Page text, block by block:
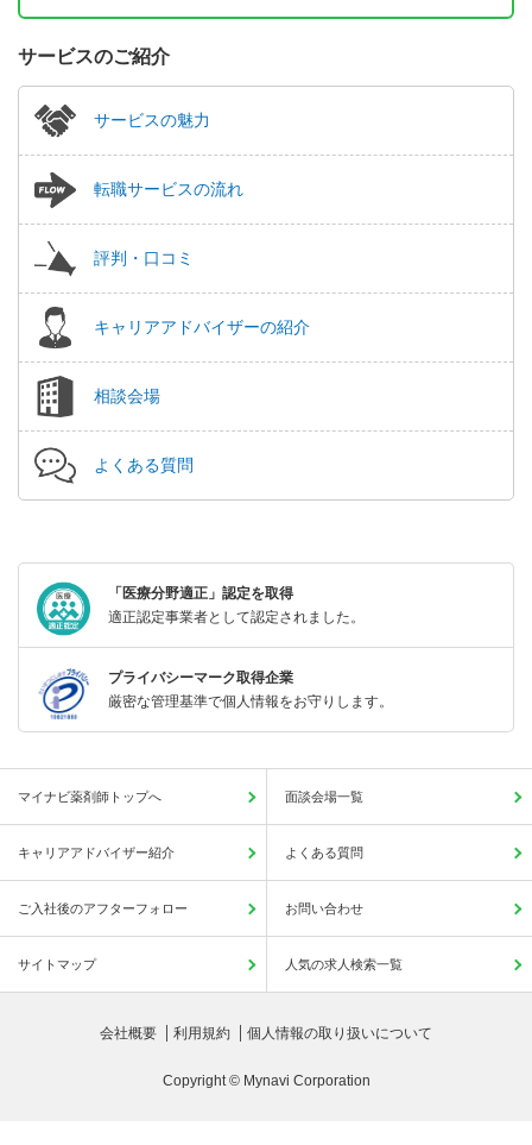
サービスのご紹介
サービスの魅力
転職サービスの流れ
評判・口コミ
キャリアアドバイザーの紹介
相談会場
よくある質問
「医療分野適正」認定を取得
適正認定事業者として認定されました。
プライバシーマーク取得企業
厳密な管理基準で個人情報をお守りします。
マイナビ薬剤師トップへ 面談会場一覧
キャリアアドバイザー紹介 よくある質問
ご入社後のアフターフォロー お問い合わせ
サイトマップ 人気の求人検索一覧
会社概要 利用規約 個人情報の取り扱いについて
Copyright © Mynavi Corporation